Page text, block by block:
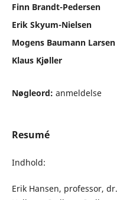
Finn Brandt-Pedersen
Erik Skyum-Nielsen
Mogens Baumann Larsen
Klaus Kjøller
Nøgleord: anmeldelse
Resumé
Indhold:
Erik Hansen, professor,